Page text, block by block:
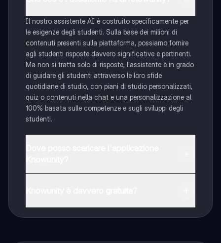
Il nostro assistente AI è costruito specificamente per
le esigenze degli studenti. Sulla base dei milioni di
contenuti presenti sulla piattaforma, possiamo fornire
agli studenti risposte davvero significative e pertinenti.
Ma non si tratta solo di risposte, l'assistente è in grado
di guidare gli studenti attraverso le loro sfide
quotidiane di studio, con piani di studio personalizzati,
quiz o contenuti nella chat e una personalizzazione al
100% basata sulle competenze e sugli sviluppi degli
studenti.